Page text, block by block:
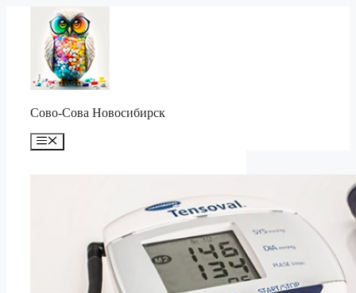
содержимому
Сово-Сова Новосибирск
Меню